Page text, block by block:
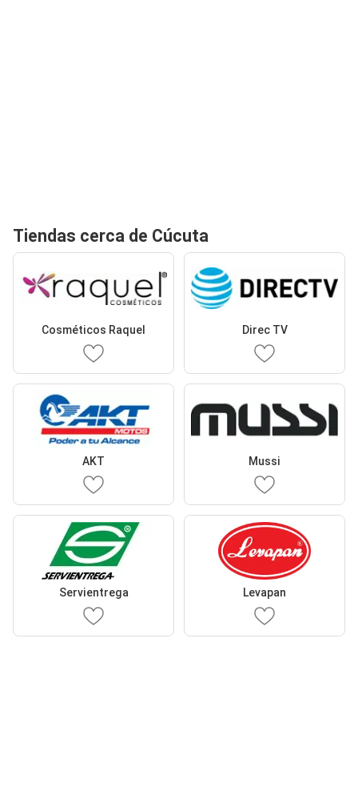
Tiendas cerca de Cúcuta
Cosméticos Raquel Direc TV
AKT Mussi
Servientrega Levapan